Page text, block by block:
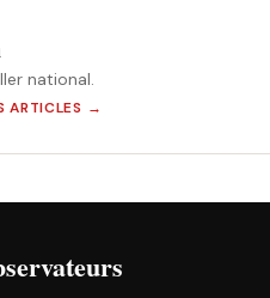
national.
ARTICLES →